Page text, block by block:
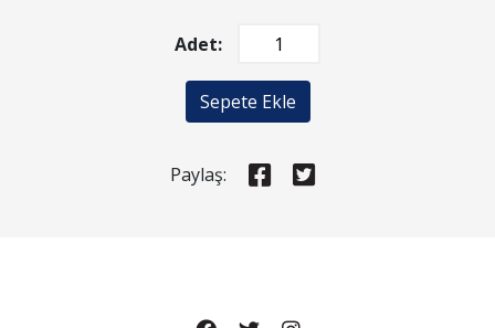
Adet:
Sepete Ekle
Paylaş: